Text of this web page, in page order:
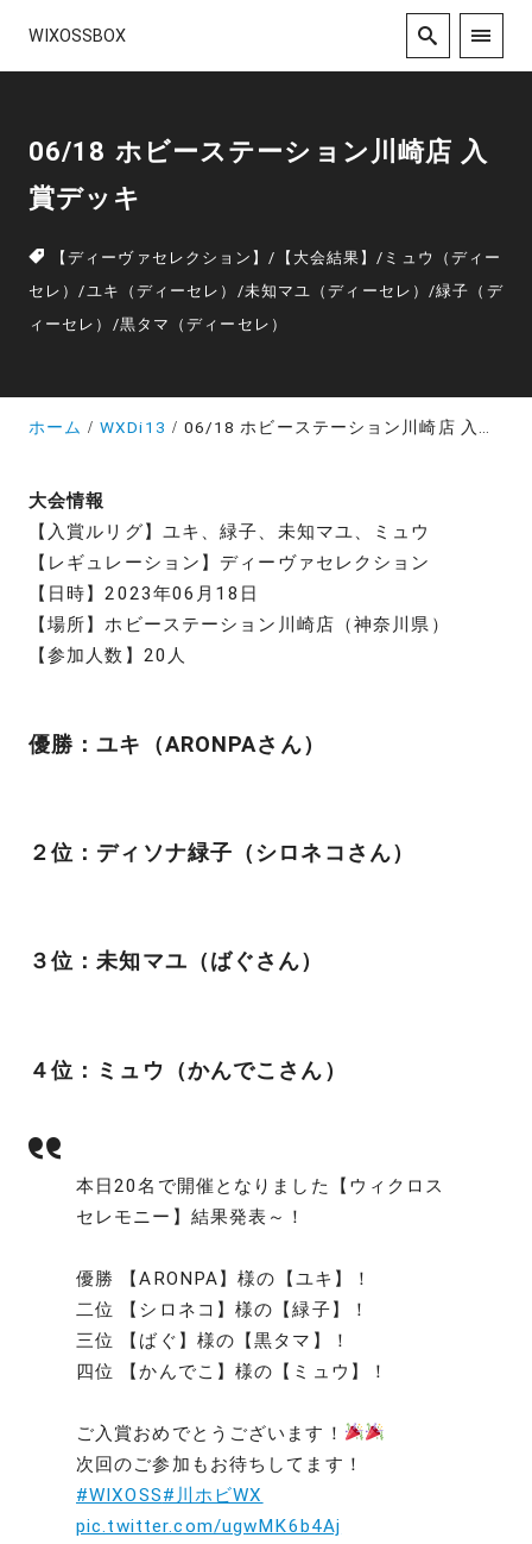
WIXOSSBOX
06/18 ホビーステーション川崎店 入
賞デッキ
【ディーヴァセレクション】/ 【大会結果】/ ミュウ（ディー
セレ）/ユキ（ディーセレ） /未知マユ（ディーセレ）/緑子（デ
ィーセレ） /黒タマ（ディーセレ）
ホーム WXDi13 06/18 ホビーステーション川崎店 入賞デッキ
大会情報
【入賞ルリグ】ユキ、緑子、未知マユ、ミュウ
【レギュレーション】ディーヴァセレクション
【日時】2023年06月18日
【場所】ホビーステーション川崎店（神奈川県）
【参加人数】20人
優勝：ユキ（ARONPAさん）
２位：ディソナ緑子（シロネコさん）
３位：未知マユ（ばぐさん）
４位：ミュウ（かんでこさん）
本日20名で開催となりました【ウィクロス
セレモニー】結果発表～！
優勝 【ARONPA】様の【ユキ】！
二位 【シロネコ】様の【緑子】！
三位 【ばぐ】様の【黒タマ】！
四位 【かんでこ】様の【ミュウ】！
ご入賞おめでとうございます！
次回のご参加もお待ちしてます！
#WIXOSS#川ホビWX
pic.twitter.com/ugwMK6b4Aj